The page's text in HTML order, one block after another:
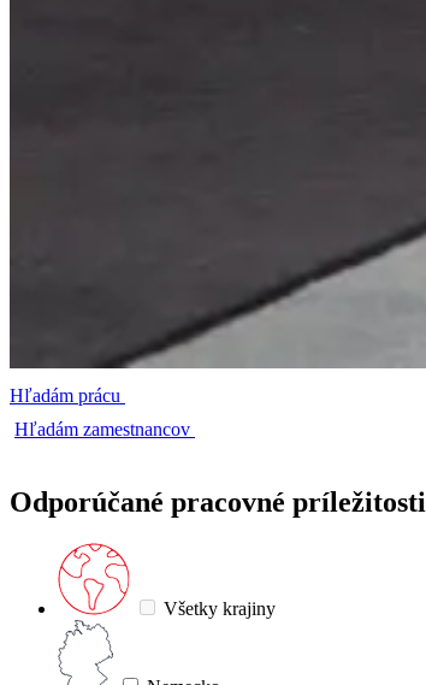
Hľadám prácu
Hľadám zamestnancov
Odporúčané pracovné príležitosti
Všetky krajiny